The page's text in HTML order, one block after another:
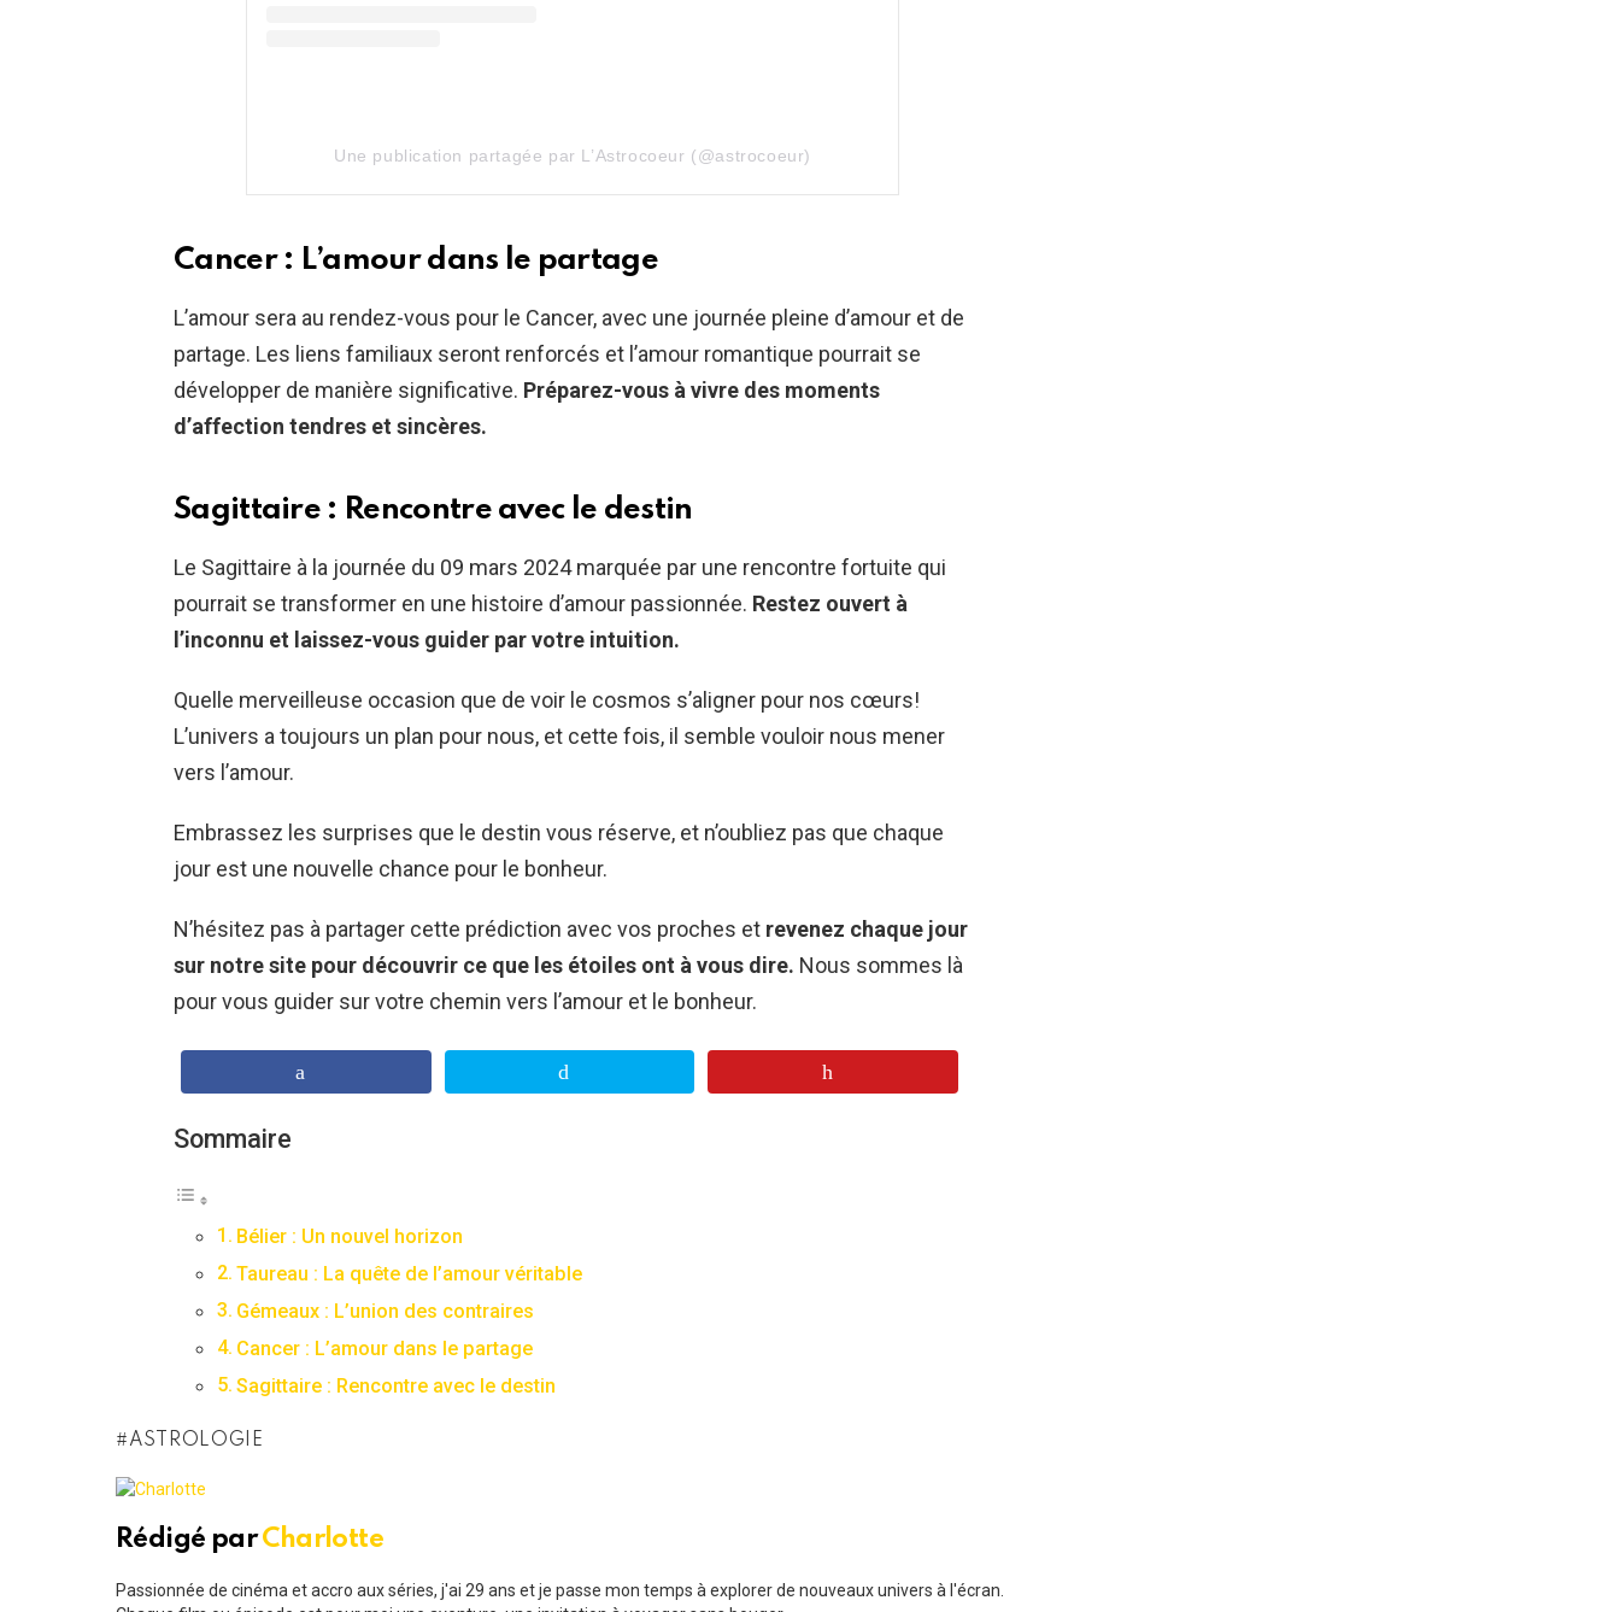
Une publication partagée par L’Astrocoeur (@astrocoeur)
Cancer : L’amour dans le partage
L’amour sera au rendez-vous pour le Cancer, avec une journée pleine d’amour et de
partage. Les liens familiaux seront renforcés et l’amour romantique pourrait se
développer de manière significative. Préparez-vous à vivre des moments
d’affection tendres et sincères.
Sagittaire : Rencontre avec le destin
Le Sagittaire à la journée du 09 mars 2024 marquée par une rencontre fortuite qui
pourrait se transformer en une histoire d’amour passionnée. Restez ouvert à
l’inconnu et laissez-vous guider par votre intuition.
Quelle merveilleuse occasion que de voir le cosmos s’aligner pour nos cœurs!
L’univers a toujours un plan pour nous, et cette fois, il semble vouloir nous mener
vers l’amour.
Embrassez les surprises que le destin vous réserve, et n’oubliez pas que chaque
jour est une nouvelle chance pour le bonheur.
N’hésitez pas à partager cette prédiction avec vos proches et revenez chaque jour
sur notre site pour découvrir ce que les étoiles ont à vous dire. Nous sommes là
pour vous guider sur votre chemin vers l’amour et le bonheur.
Sommaire
Bélier : Un nouvel horizon
Taureau : La quête de l’amour véritable
Gémeaux : L’union des contraires
Cancer : L’amour dans le partage
Sagittaire : Rencontre avec le destin
ASTROLOGIE
Rédigé parCharlotte
Passionnée de cinéma et accro aux séries, j'ai 29 ans et je passe mon temps à explorer de nouveaux univers à l'écran.